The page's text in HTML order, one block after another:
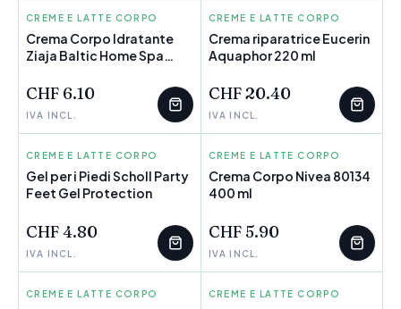
ZIAJA
POCHI PEZZI
CREME E LATTE CORPO
Crema Corpo Idratante
Ziaja Baltic Home Spa
Anticellulite
CHF 6.10
IVA INCL.
EUCERIN
POCHI PEZZI
CREME E LATTE CORPO
Crema riparatrice Eucerin
Aquaphor 220 ml
CHF 20.40
IVA INCL.
SCHOLL
POCHI PEZZI
CREME E LATTE CORPO
Gel per i Piedi Scholl Party
Feet Gel Protection
CHF 4.80
IVA INCL.
NIVEA
POCHI PEZZI
CREME E LATTE CORPO
Crema Corpo Nivea 80134
400 ml
CHF 5.90
IVA INCL.
INSTITUTO ESPAÑOL
CREME E LATTE CORPO LUTSINE
CREME E LATTE CORPO